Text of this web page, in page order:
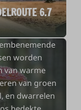
6.7
de zomer
ondergaat dit
worden
van warme
van groen
en dwarrelen